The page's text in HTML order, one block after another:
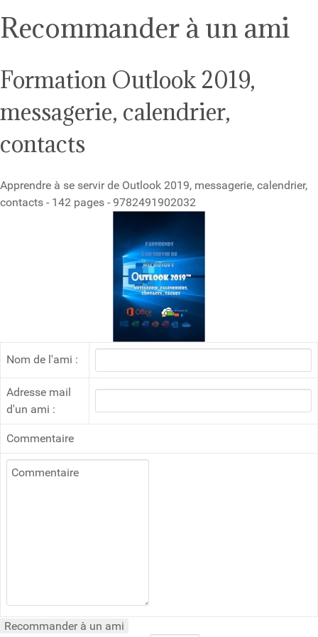
Recommander à un ami
Formation Outlook 2019,
messagerie, calendrier,
contacts
Apprendre à se servir de Outlook 2019, messagerie, calendrier,
contacts - 142 pages - 9782491902032
Nom de l'ami :
Adresse mail
d'un ami :
Commentaire